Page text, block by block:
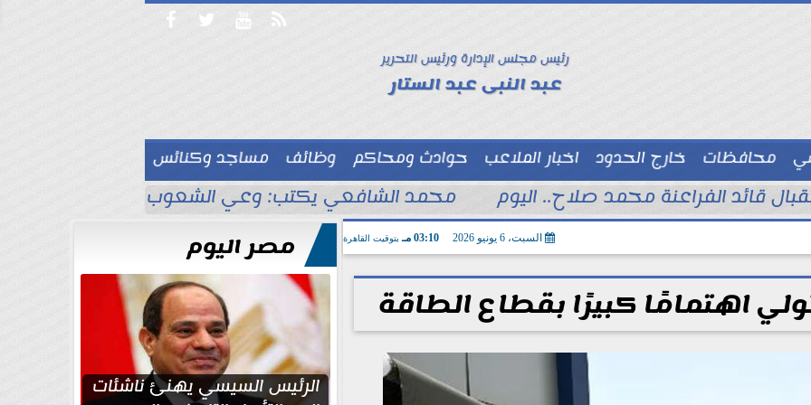
   
رئيس مجلس الإدارة ورئيس التحرير
عبد النبى عبد الستار
محافظات خارج الحدود اخبار الملاعب حوادث ومحاكم وظائف
مساجد وكنائس
توك شو  قائد الفراعنة محمد صلاح.. اليوم محمد الشافعي يكتب: وعي الشعوب لا يُقاس
السبت، 6 يونيو 2026 03:10 مـ بتوقيت القاهرة
اهتمامًا كبيرًا بقطاع الطاقة
مصر اليوم
الرئيس السيسي يهنئ ناشئات